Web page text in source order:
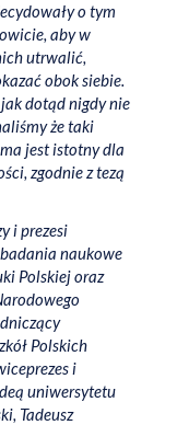
o tym
aby w
utrwalić,
obok siebie.
dotąd nigdy nie
że taki
jest istotny dla
zgodnie z tezą
i prezesi
naukowe
Polskiej oraz
Polskich
i
uniwersytetu
Tadeusz